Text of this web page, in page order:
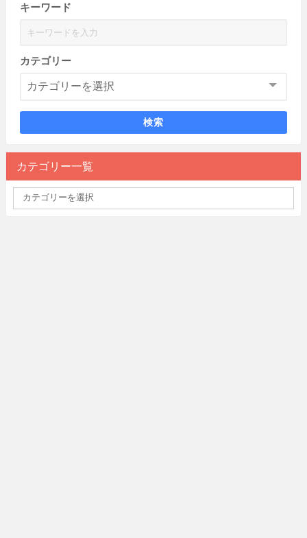
キーワード
カテゴリー
検索
カテゴリー一覧